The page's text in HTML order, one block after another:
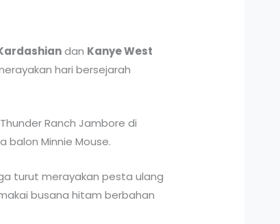
dan Kanye West
hari bersejarah
Ranch Jambore di
balon Minnie Mouse.
turut merayakan pesta ulang
busana hitam berbahan